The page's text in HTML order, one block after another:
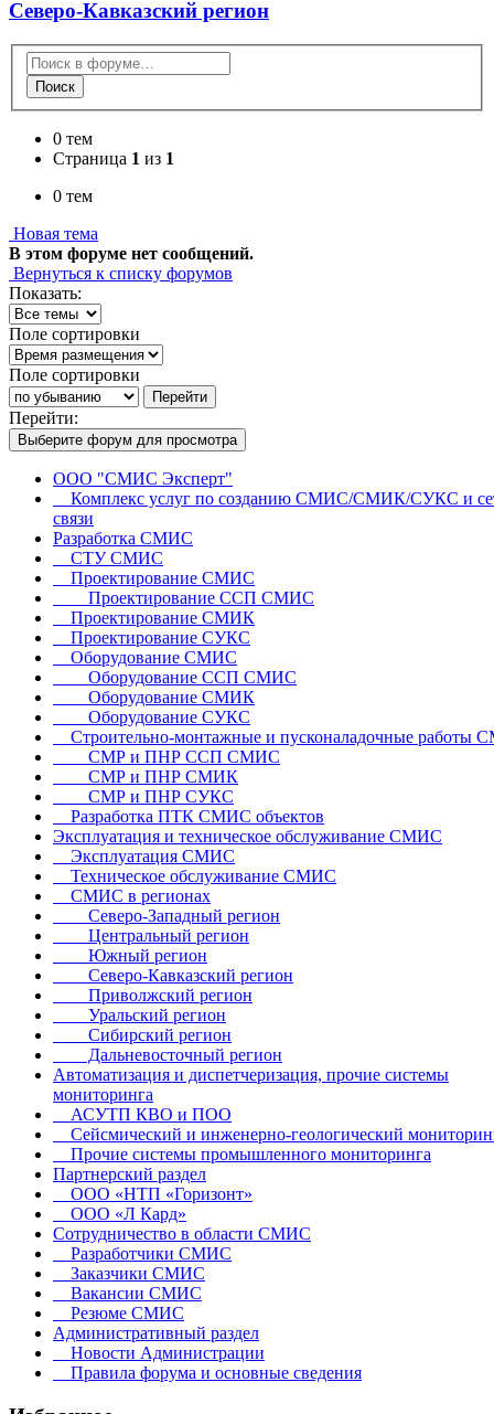
Северо-Кавказский регион
Поиск
0 тем
Страница 1 из 1
0 тем
Новая тема
В этом форуме нет сообщений.
Вернуться к списку форумов
Показать:
Поле сортировки
Поле сортировки
Перейти
Перейти:
Выберите форум для просмотра
ООО "СМИС Эксперт"
Комплекс услуг по созданию СМИС/СМИК/СУКС и
связи
Разработка СМИС
СТУ СМИС
Проектирование СМИС
Проектирование ССП СМИС
Проектирование СМИК
Проектирование СУКС
Оборудование СМИС
Оборудование ССП СМИС
Оборудование СМИК
Оборудование СУКС
Строительно-монтажные и пусконаладочные работы
СМР и ПНР ССП СМИС
СМР и ПНР СМИК
СМР и ПНР СУКС
Разработка ПТК СМИС объектов
Эксплуатация и техническое обслуживание СМИС
Эксплуатация СМИС
Техническое обслуживание СМИС
СМИС в регионах
Северо-Западный регион
Центральный регион
Южный регион
Северо-Кавказский регион
Приволжский регион
Уральский регион
Сибирский регион
Дальневосточный регион
Автоматизация и диспетчеризация, прочие системы
мониторинга
АСУТП КВО и ПОО
Сейсмический и инженерно-геологический
Прочие системы промышленного мониторинга
Партнерский раздел
ООО «НТП «Горизонт»
ООО «Л Кард»
Сотрудничество в области СМИС
Разработчики СМИС
Заказчики СМИС
Вакансии СМИС
Резюме СМИС
Административный раздел
Новости Администрации
Правила форума и основные сведения